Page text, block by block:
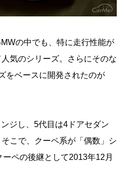
の中でも、特に走行性能が
気のシリーズ。さらにそのな
をベースに開発されたのが
ジし、5代目は4ドアセダン
こで、クーペ系が「偶数」シ
ペの後継として2013年12月